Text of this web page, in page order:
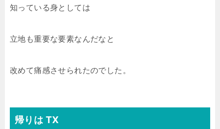
知っている身としては
立地も重要な要素なんだなと
改めて痛感させられたのでした。
帰りは TX